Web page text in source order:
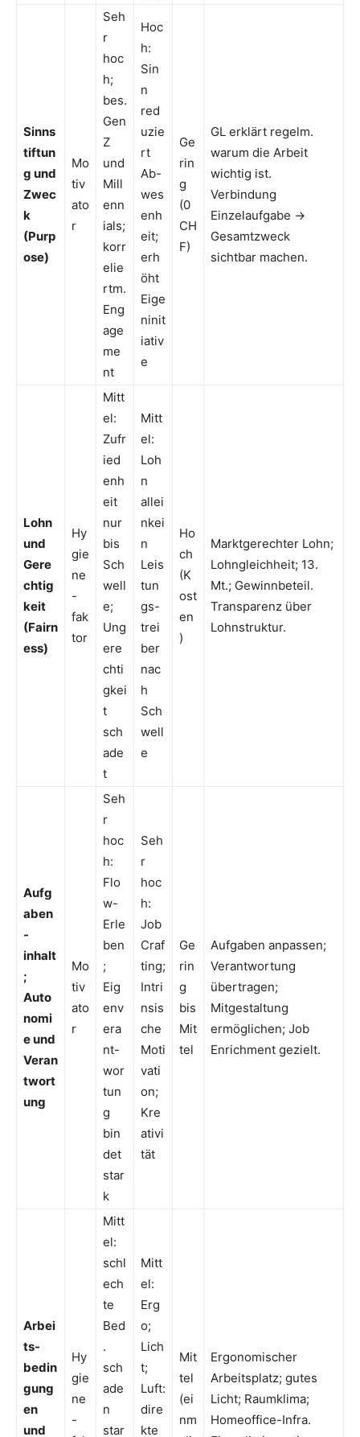
Sinns
tiftun
g und
Zwec
k
(Purp
ose)
Mo
tiv
ato
r
Seh
r
hoc
h;
bes.
Gen
Z
und
Mill
enn
ials;
korr
elie
rtm.
Eng
age
me
nt
Hoc
h:
Sin
n
red
uzie
rt
Ab-
wes
enh
eit;
erh
öht
Eige
ninit
iativ
e
Ge
rin
g
(0
CH
F)
GL erklärt regelm.
warum die Arbeit
wichtig ist.
Verbindung
Einzelaufgabe →
Gesamtzweck
sichtbar machen.
Lohn
und
Gere
chtig
keit
(Fairn
ess)
Hy
gie
ne
-
fak
tor
Mitt
el:
Zufr
ied
enh
eit
nur
bis
Sch
well
e;
Ung
ere
chti
gkei
t
sch
ade
t
Mitt
el:
Loh
n
allei
nkei
n
Leis
tun
gs-
trei
ber
nac
h
Sch
well
e
Ho
ch
(K
ost
en
)
Marktgerechter Lohn;
Lohngleichheit; 13.
Mt.; Gewinnbeteil.
Transparenz über
Lohnstruktur.
Aufg
aben
-
inhalt
;
Auto
nomi
e und
Veran
twort
ung
Mo
tiv
ato
r
Seh
r
hoc
h:
Flo
w-
Erle
ben
;
Eig
env
era
nt-
wor
tun
g
bin
det
star
k
Seh
r
hoc
h:
Job
Craf
ting;
Intri
nsis
che
Moti
vati
on;
Kre
ativi
tät
Ge
rin
g
bis
Mit
tel
Aufgaben anpassen;
Verantwortung
übertragen;
Mitgestaltung
ermöglichen; Job
Enrichment gezielt.
Arbei
ts-
bedin
gung
en
und
Hy
gie
ne
-
Mitt
el:
schl
ech
te
Bed
.
sch
ade
n
star
Mitt
el:
Erg
o;
Lich
t;
Luft:
dire
kte
Mit
tel
(ei
nm
Ergonomischer
Arbeitsplatz; gutes
Licht; Raumklima;
Homeoffice-Infra.